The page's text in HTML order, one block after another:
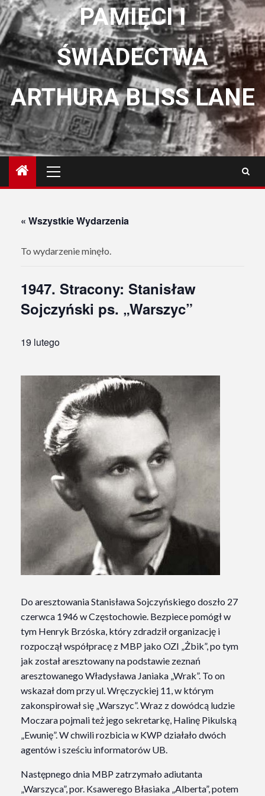
PAMIĘCI I
ŚWIADECTWA
ARTHURA BLISS LANE
główne
« Wszystkie Wydarzenia
To wydarzenie minęło.
1947. Stracony: Stanisław
Sojczyński ps. „Warszyc”
19 lutego
Do aresztowania Stanisława Sojczyńskiego doszło 27
czerwca 1946 w Częstochowie. Bezpiece pomógł w
tym Henryk Brzóska, który zdradził organizację i
rozpoczął współpracę z MBP jako OZI „Żbik”, po tym
jak został aresztowany na podstawie zeznań
aresztowanego Władysława Janiaka „Wrak”. To on
wskazał dom przy ul. Wręczyckiej 11, w którym
zakonspirował się „Warszyc”. Wraz z dowódcą ludzie
Moczara pojmali też jego sekretarkę, Halinę Pikulską
„Ewunię”. W chwili rozbicia w KWP działało dwóch
agentów i sześciu informatorów UB.
Następnego dnia MBP zatrzymało adiutanta
„Warszyca”, por. Ksawerego Błasiaka „Alberta”, potem